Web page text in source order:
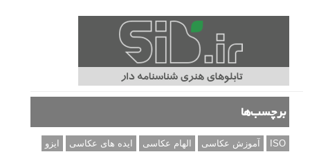
برچسب‌ها
ISO آموزش عکاسی الهام عکاسی ایده های عکاسی
ایزو